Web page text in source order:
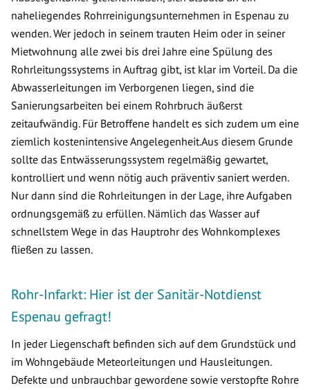
naheliegendes Rohrreinigungsunternehmen in Espenau zu
wenden. Wer jedoch in seinem trauten Heim oder in seiner
Mietwohnung alle zwei bis drei Jahre eine Spülung des
Rohrleitungssystems in Auftrag gibt, ist klar im Vorteil. Da die
Abwasserleitungen im Verborgenen liegen, sind die
Sanierungsarbeiten bei einem Rohrbruch äußerst
zeitaufwändig. Für Betroffene handelt es sich zudem um eine
ziemlich kostenintensive Angelegenheit.Aus diesem Grunde
sollte das Entwässerungssystem regelmäßig gewartet,
kontrolliert und wenn nötig auch präventiv saniert werden.
Nur dann sind die Rohrleitungen in der Lage, ihre Aufgaben
ordnungsgemäß zu erfüllen. Nämlich das Wasser auf
schnellstem Wege in das Hauptrohr des Wohnkomplexes
fließen zu lassen.
Rohr-Infarkt: Hier ist der Sanitär-Notdienst
Espenau gefragt!
In jeder Liegenschaft befinden sich auf dem Grundstück und
im Wohngebäude Meteorleitungen und Hausleitungen.
Defekte und unbrauchbar gewordene sowie verstopfte Rohre